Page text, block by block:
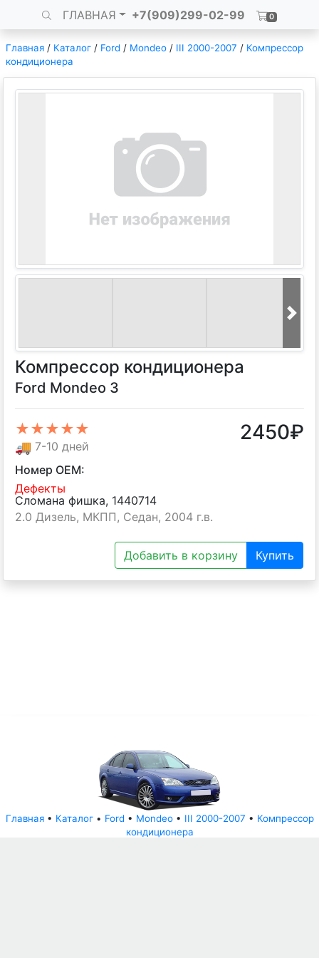
ГЛАВНАЯ +7(909)299-02-99 0
Главная / Каталог / Ford / Mondeo / III 2000-2007 / Компрессор
кондиционера
Компрессор кондиционера
Ford Mondeo 3
★★★★★
🚚 7-10 дней
2450₽
Номер OEM:
Дефекты
Сломана фишка, 1440714
2.0 Дизель, МКПП, Седан, 2004 г.в.
Добавить в корзину Купить
Главная• Каталог• Ford • Mondeo• III 2000-2007 • Компрессор
кондиционера